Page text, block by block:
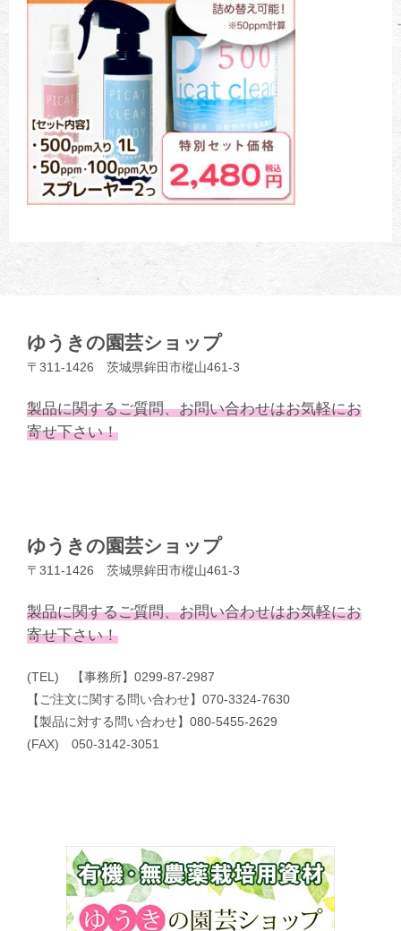
ゆうきの園芸ショップ
〒311-1426 茨城県鉾田市樅山461-3
製品に関するご質問、お問い合わせはお気軽にお
寄せ下さい！
ゆうきの園芸ショップ
〒311-1426 茨城県鉾田市樅山461-3
製品に関するご質問、お問い合わせはお気軽にお
寄せ下さい！
(TEL) 【事務所】0299-87-2987
【ご注文に関する問い合わせ】070-3324-7630
【製品に対する問い合わせ】080-5455-2629
(FAX) 050-3142-3051